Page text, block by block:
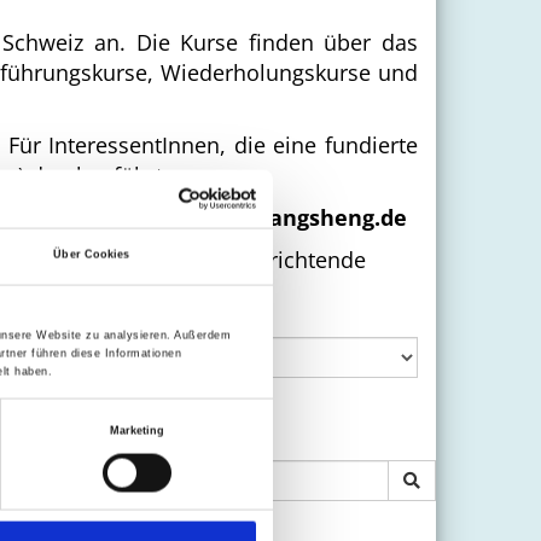
Über Cookies
Website zu analysieren. Außerdem
führen diese Informationen
haben.
Marketing
an. Die Kurse finden über das
Wiederholungskurse und
InteressentInnen, die eine fundierte
) durchgeführt.
Büro: info@qigong-yangsheng.de
finden Sie unter
Unterrichtende
Suche
Datum